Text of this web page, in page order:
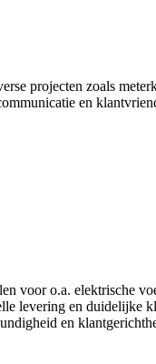
projecten zoals
en
voor o.a. elektrische
levering en duidelijke
en